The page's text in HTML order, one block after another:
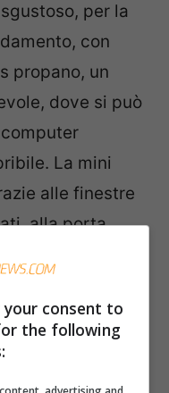
per la
con
propano, un
dove si può
La mini
alle finestre
alla porta
rettangolare
consent to
the following